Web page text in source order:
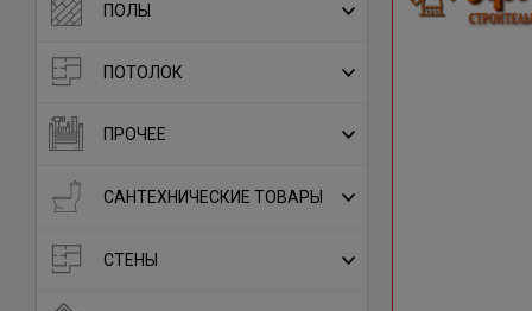
ПОЛЫ
ПОТОЛОК
ПРОЧЕЕ
САНТЕХНИЧЕСКИЕ ТОВАРЫ
СТЕНЫ